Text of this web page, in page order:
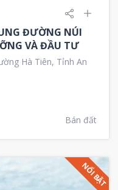
ĐƯỜNG NÚI
VÀ ĐẦU TƯ
Hà Tiên, Tỉnh An
Bán đất
NỔI BẬT